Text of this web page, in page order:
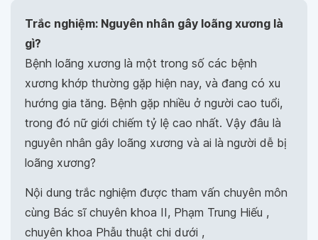
Trắc nghiệm: Nguyên nhân gây loãng xương là
gì?
Bệnh loãng xương là một trong số các bệnh
xương khớp thường gặp hiện nay, và đang có xu
hướng gia tăng. Bệnh gặp nhiều ở người cao tuổi,
trong đó nữ giới chiếm tỷ lệ cao nhất. Vậy đâu là
nguyên nhân gây loãng xương và ai là người dễ bị
loãng xương?
Nội dung trắc nghiệm được tham vấn chuyên môn
cùng Bác sĩ chuyên khoa II, Phạm Trung Hiếu ,
chuyên khoa Phẫu thuật chi dưới ,